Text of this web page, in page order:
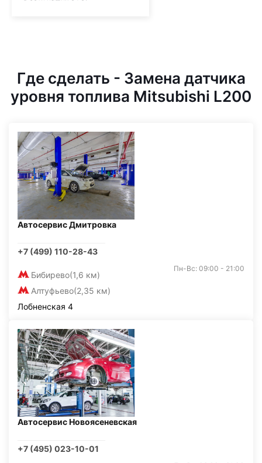
Где сделать - Замена датчика
уровня топлива Mitsubishi L200
Автосервис Дмитровка
+7 (499) 110-28-43
Бибирево(1,6 км)
Алтуфьево(2,35 км)
Пн-Вс: 09:00 - 21:00
Лобненская 4
Автосервис Новоясеневская
+7 (495) 023-10-01